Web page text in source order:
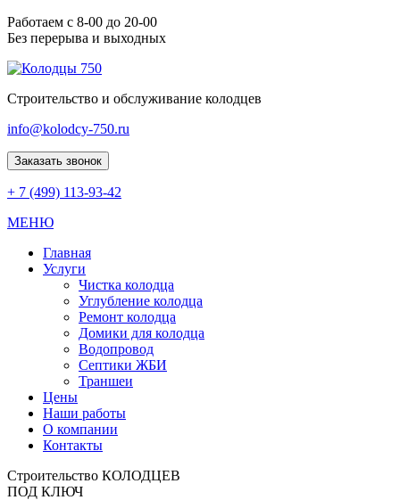
Работаем с 8-00 до 20-00
Без перерыва и выходных
Строительство и обслуживание колодцев
info@kolodcy-750.ru
Заказать звонок
+ 7 (499) 113-93-42
МЕНЮ
Главная
Услуги
Чистка колодца
Углубление колодца
Ремонт колодца
Домики для колодца
Водопровод
Септики ЖБИ
Траншеи
Цены
Наши работы
О компании
Контакты
Строительство КОЛОДЦЕВ
ПОД КЛЮЧ